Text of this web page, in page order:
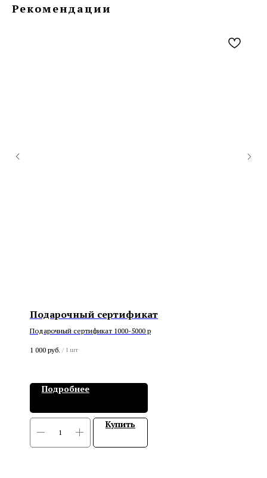
Рекомендации
Подарочный сертификат
Подарочный сертификат 1000-5000 р
1 000 руб. / 1 шт
Подробнее
Купить